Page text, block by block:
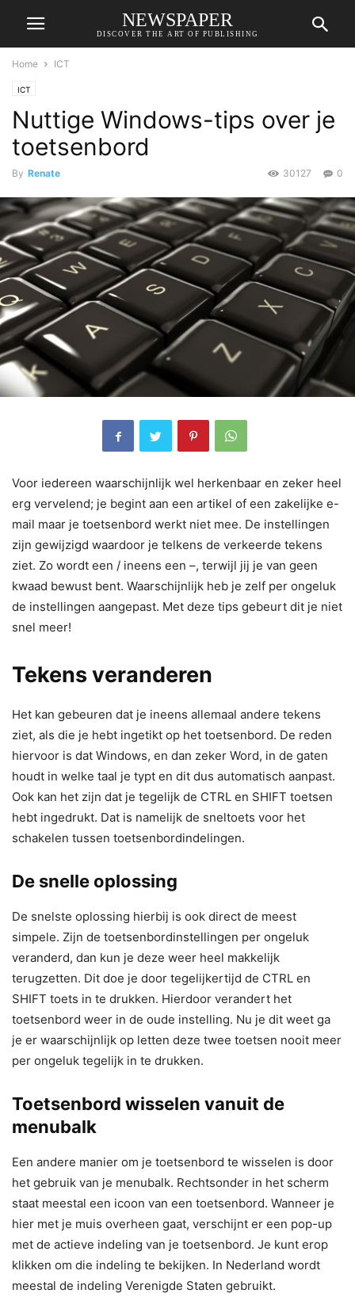
NEWSPAPER
DISCOVER THE ART OF PUBLISHING
Home ICT
ICT
Nuttige Windows-tips over je
toetsenbord
By Renate 0
30127
Voor iedereen waarschijnlijk wel herkenbaar en zeker heel
erg vervelend; je begint aan een artikel of een zakelijke e-
mail maar je toetsenbord werkt niet mee. De instellingen
zijn gewijzigd waardoor je telkens de verkeerde tekens
ziet. Zo wordt een / ineens een –, terwijl jij je van geen
kwaad bewust bent. Waarschijnlijk heb je zelf per ongeluk
de instellingen aangepast. Met deze tips gebeurt dit je niet
snel meer!
Tekens veranderen
Het kan gebeuren dat je ineens allemaal andere tekens
ziet, als die je hebt ingetikt op het toetsenbord. De reden
hiervoor is dat Windows, en dan zeker Word, in de gaten
houdt in welke taal je typt en dit dus automatisch aanpast.
Ook kan het zijn dat je tegelijk de CTRL en SHIFT toetsen
hebt ingedrukt. Dat is namelijk de sneltoets voor het
schakelen tussen toetsenbordindelingen.
De snelle oplossing
De snelste oplossing hierbij is ook direct de meest
simpele. Zijn de toetsenbordinstellingen per ongeluk
veranderd, dan kun je deze weer heel makkelijk
terugzetten. Dit doe je door tegelijkertijd de CTRL en
SHIFT toets in te drukken. Hierdoor verandert het
toetsenbord weer in de oude instelling. Nu je dit weet ga
je er waarschijnlijk op letten deze twee toetsen nooit meer
per ongeluk tegelijk in te drukken.
Toetsenbord wisselen vanuit de
menubalk
Een andere manier om je toetsenbord te wisselen is door
het gebruik van je menubalk. Rechtsonder in het scherm
staat meestal een icoon van een toetsenbord. Wanneer je
hier met je muis overheen gaat, verschijnt er een pop-up
met de actieve indeling van je toetsenbord. Je kunt erop
klikken om die indeling te bekijken. In Nederland wordt
meestal de indeling Verenigde Staten gebruikt.